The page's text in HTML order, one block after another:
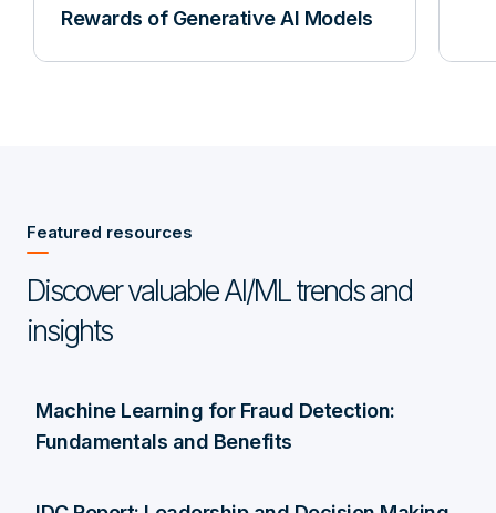
Rewards of Generative AI Models
Featured resources
Discover valuable AI/ML trends and
insights
Machine Learning for Fraud Detection:
Fundamentals and Benefits